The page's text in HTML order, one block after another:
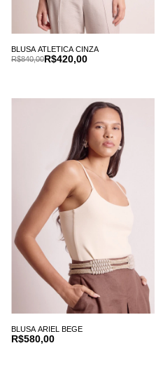
BLUSA ATLETICA CINZA
R$420,00
R$840,00
BLUSA ARIEL BEGE
R$580,00